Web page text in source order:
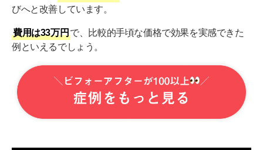
びへと改善しています。
費用は33万円で、比較的手頃な価格で効果を実感できた
例といえるでしょう。